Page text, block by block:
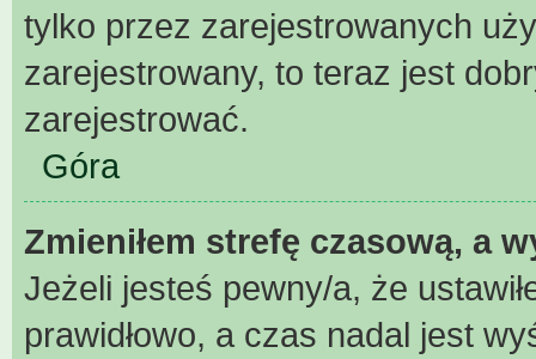
tylko przez zarejestrowanych
zarejestrowany, to teraz jest
zarejestrować.
Góra
Zmieniłem strefę czasową, a
Jeżeli jesteś pewny/a, że
prawidłowo, a czas nadal jest